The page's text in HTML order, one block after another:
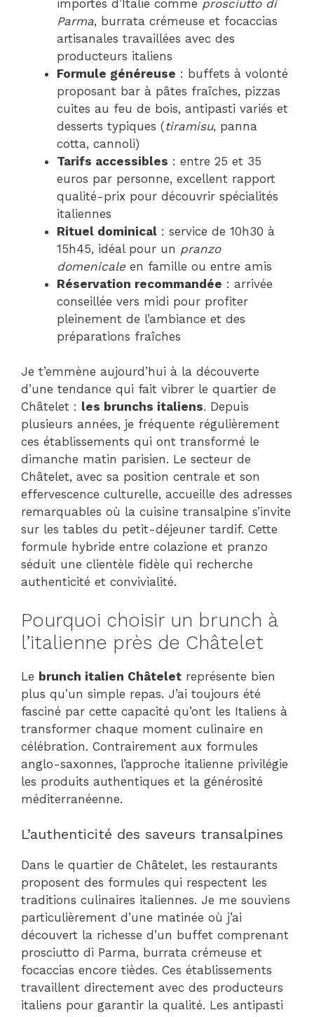
importés d’Italie comme prosciutto di
Parma, burrata crémeuse et focaccias
artisanales travaillées avec des
producteurs italiens
Formule généreuse : buffets à volonté
proposant bar à pâtes fraîches, pizzas
cuites au feu de bois, antipasti variés et
desserts typiques (tiramisu, panna
cotta, cannoli)
Tarifs accessibles : entre 25 et 35
euros par personne, excellent rapport
qualité-prix pour découvrir spécialités
italiennes
Rituel dominical : service de 10h30 à
15h45, idéal pour un pranzo
domenicale en famille ou entre amis
Réservation recommandée : arrivée
conseillée vers midi pour profiter
pleinement de l’ambiance et des
préparations fraîches
Je t’emmène aujourd’hui à la découverte
d’une tendance qui fait vibrer le quartier de
Châtelet : les brunchs italiens. Depuis
plusieurs années, je fréquente régulièrement
ces établissements qui ont transformé le
dimanche matin parisien. Le secteur de
Châtelet, avec sa position centrale et son
effervescence culturelle, accueille des adresses
remarquables où la cuisine transalpine s’invite
sur les tables du petit-déjeuner tardif. Cette
formule hybride entre colazione et pranzo
séduit une clientèle fidèle qui recherche
authenticité et convivialité.
Pourquoi choisir un brunch à
l’italienne près de Châtelet
Le brunch italien Châtelet représente bien
plus qu’un simple repas. J’ai toujours été
fasciné par cette capacité qu’ont les Italiens à
transformer chaque moment culinaire en
célébration. Contrairement aux formules
anglo-saxonnes, l’approche italienne privilégie
les produits authentiques et la générosité
méditerranéenne.
L’authenticité des saveurs transalpines
Dans le quartier de Châtelet, les restaurants
proposent des formules qui respectent les
traditions culinaires italiennes. Je me souviens
particulièrement d’une matinée où j’ai
découvert la richesse d’un buffet comprenant
prosciutto di Parma, burrata crémeuse et
focaccias encore tièdes. Ces établissements
travaillent directement avec des producteurs
italiens pour garantir la qualité. Les antipasti